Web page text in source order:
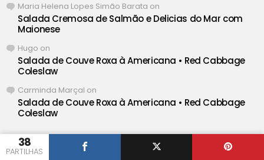
38
PARTILHAS
Maria Helena Lopes Simão Barata on
Salada Cremosa de Salmão e Delicias do Mar com
Maionese
Hugo on
Salada de Couve Roxa à Americana • Red Cabbage
Coleslaw
Carminda Marçal on
Salada de Couve Roxa à Americana • Red Cabbage
Coleslaw